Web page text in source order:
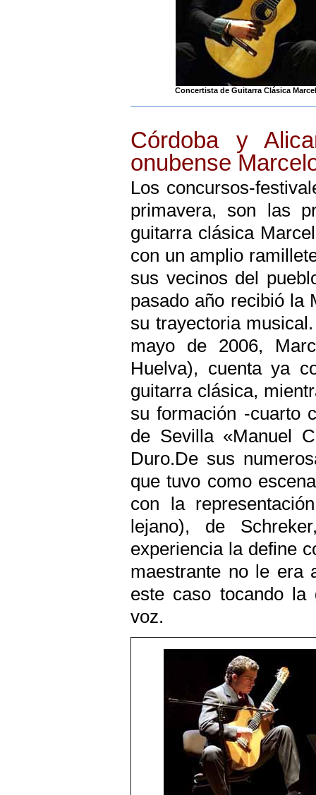
Concertista de Guitarra Clásica
Córdoba y
onubense
Los concursos-
primavera, son las
guitarra clásica
con un amplio
sus vecinos del
pasado año recibió la
su trayectoria
mayo de 2006,
Huelva), cuenta ya
guitarra clásica,
su formación -cuarto
de Sevilla «Manuel
Duro.De sus
que tuvo como
con la
lejano), de
experiencia la define
maestrante no le era
este caso tocando la
voz.